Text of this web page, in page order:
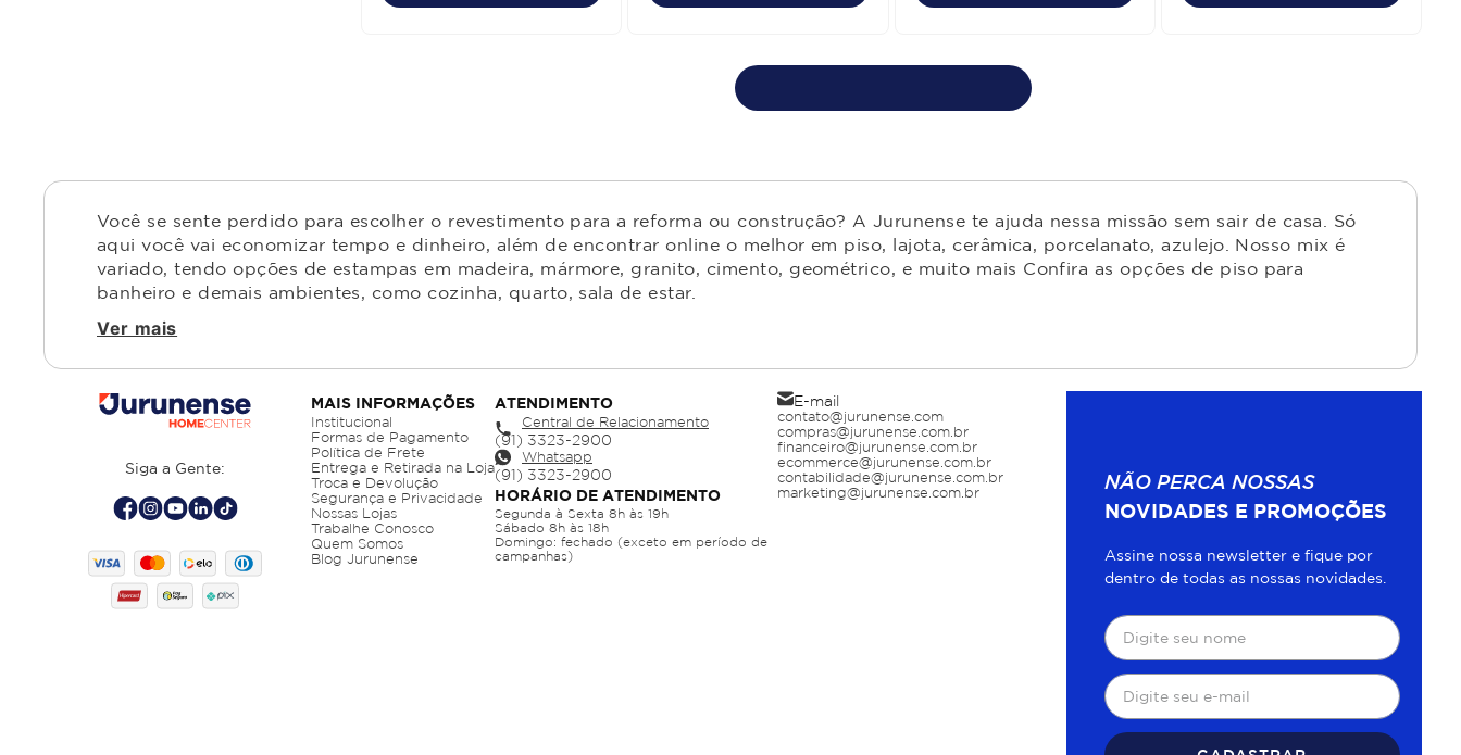
Você se sente perdido para escolher o revestimento para a reforma ou construção? A Jurunense te ajuda nessa missão sem sair de casa. Só
aqui você vai economizar tempo e dinheiro, além de encontrar online o melhor em piso, lajota, cerâmica, porcelanato, azulejo. Nosso mix é
variado, tendo opções de estampas em madeira, mármore, granito, cimento, geométrico, e muito mais Confira as opções de piso para
banheiro e demais ambientes, como cozinha, quarto, sala de estar.
Ver mais
Siga a Gente:
MAIS INFORMAÇÕES
Institucional
Formas de Pagamento
Política de Frete
Entrega e Retirada na Loja
Troca e Devolução
Segurança e Privacidade
Nossas Lojas
Trabalhe Conosco
Quem Somos
Blog Jurunense
ATENDIMENTO
Central de Relacionamento
Whatsapp
HORÁRIO DE ATENDIMENTO
Segunda à Sexta 8h às 19h
Sábado 8h às 18h
Domingo: fechado (exceto em período de
campanhas)
E-mail
contato@jurunense.com
compras@jurunense.com.br
financeiro@jurunense.com.br
ecommerce@jurunense.com.br
contabilidade@jurunense.com.br
marketing@jurunense.com.br
NÃO PERCA NOSSAS
NOVIDADES E PROMOÇÕES
Assine nossa newsletter e fique por
dentro de todas as nossas novidades.